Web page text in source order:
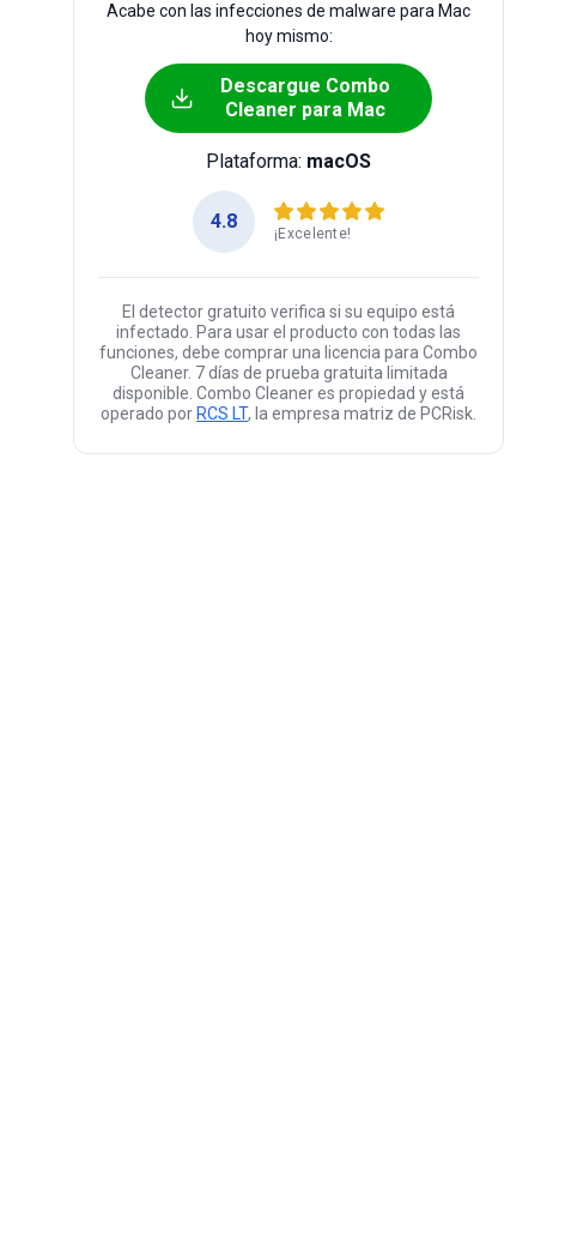
Acabe con las infecciones de malware para Mac
hoy mismo:
Descargue Combo
Cleaner para Mac
Plataforma: macOS
4.8
¡Excelente!
El detector gratuito verifica si su equipo está
infectado. Para usar el producto con todas las
funciones, debe comprar una licencia para Combo
Cleaner. 7 días de prueba gratuita limitada
disponible. Combo Cleaner es propiedad y está
operado por RCS LT, la empresa matriz de PCRisk.